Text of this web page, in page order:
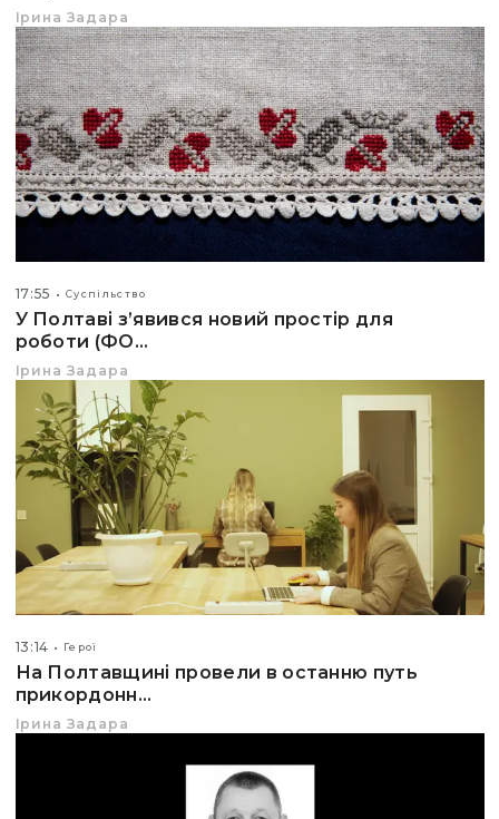
Ірина Задара
17:55 Суспільство
У Полтаві з’явився новий простір для
роботи (ФО...
Ірина Задара
13:14 Герої
На Полтавщині провели в останню путь
прикордонн...
Ірина Задара